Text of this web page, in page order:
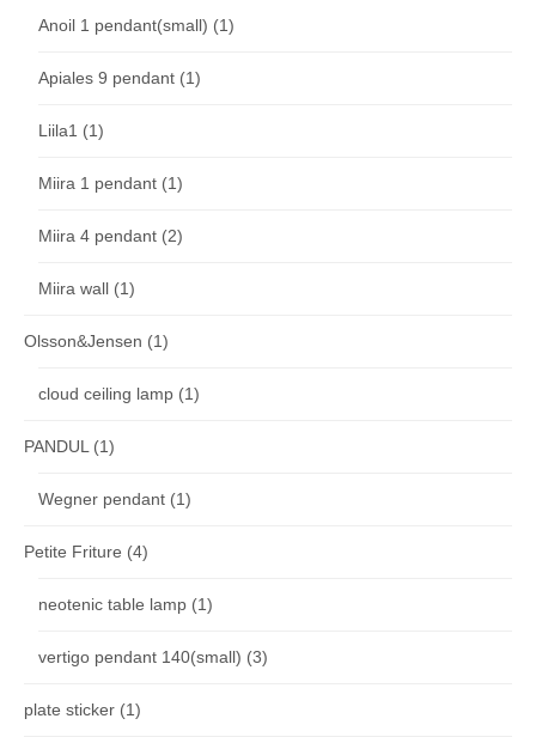
Anoil 1 pendant(small) (1)
Apiales 9 pendant (1)
Liila1 (1)
Miira 1 pendant (1)
Miira 4 pendant (2)
Miira wall (1)
Olsson&Jensen (1)
cloud ceiling lamp (1)
PANDUL (1)
Wegner pendant (1)
Petite Friture (4)
neotenic table lamp (1)
vertigo pendant 140(small) (3)
plate sticker (1)